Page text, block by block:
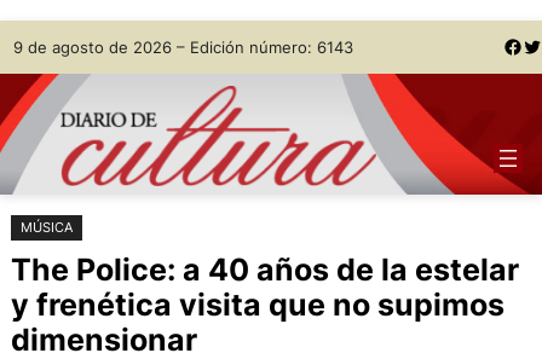
Saltar
al
contenido
Skip
to
content
9 de agosto de 2026 – Edición número: 6143 Facebook Twitter
MÚSICA
The Police: a 40 años de la estelar
y frenética visita que no supimos
dimensionar